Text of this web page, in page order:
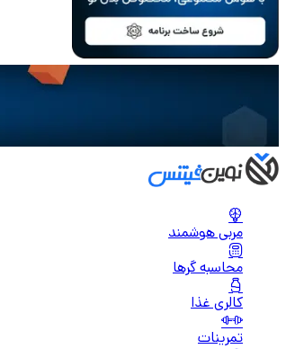
مربی هوشمند
محاسبه گرها
کالری غذا
تمرینات